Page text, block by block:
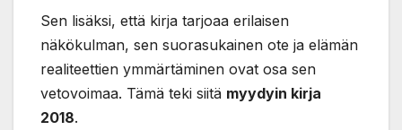
Sen lisäksi, että kirja tarjoaa erilaisen
näkökulman, sen suorasukainen ote ja elämän
realiteettien ymmärtäminen ovat osa sen
vetovoimaa. Tämä teki siitä myydyin kirja
2018.